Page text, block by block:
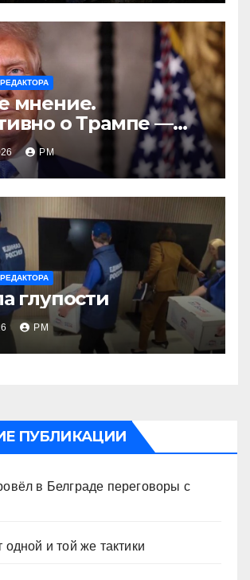
мнение.
о Трампе —
реалиста
РМ
глупости
РМ
ПУБЛИКАЦИИ
в Белграде переговоры с
одной и той же тактики